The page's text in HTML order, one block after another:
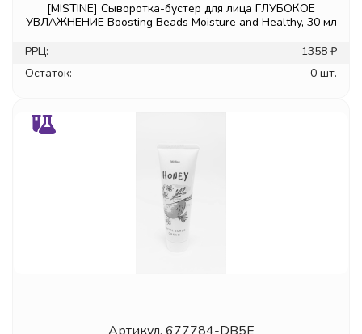
[MISTINE] Сыворотка-бустер для лица ГЛУБОКОЕ
УВЛАЖНЕНИЕ Boosting Beads Moisture and Healthy, 30 мл
РРЦ:
1358 ₽
Остаток:
0 шт.